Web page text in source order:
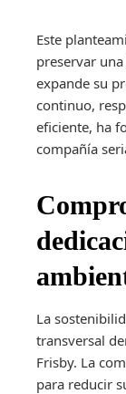
Este
preservar
expande su
continuo,
eficiente, ha
compañía
La
transversal
Frisby. La
para reducir